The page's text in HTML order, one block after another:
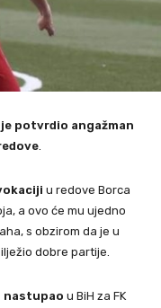
potvrdio angažman
u redove Borca
a ovo će mu ujedno
s obzirom da je u
dobre partije.
nastupao u BiH za FK